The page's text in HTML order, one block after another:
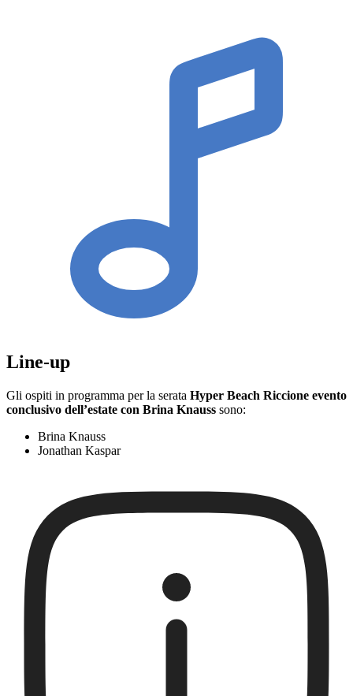
Line-up
Gli ospiti in programma per la serata Hyper Beach Riccione evento
conclusivo dell’estate con Brina Knauss sono:
Brina Knauss
Jonathan Kaspar